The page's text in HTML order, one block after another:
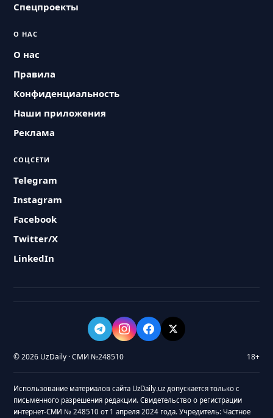
Спецпроекты
О НАС
О нас
Правила
Конфиденциальность
Наши приложения
Реклама
СОЦСЕТИ
Telegram
Instagram
Facebook
Twitter/X
LinkedIn
© 2026 UzDaily · СМИ №248510 18+
Использование материалов сайта UzDaily.uz допускается только с
письменного разрешения редакции. Свидетельство о регистрации
интернет-СМИ № 248510 от 1 апреля 2024 года. Учредитель: Частное